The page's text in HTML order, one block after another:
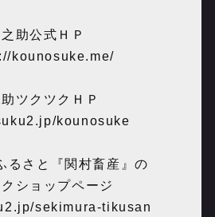
助公式ＨＰ
kounosuke.me/
ツクツクＨＰ
kounosuke
るさと『関村畜産』の
ショップページ
sekimura-tikusan